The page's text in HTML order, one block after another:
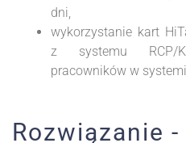
dni,
wykorzystanie kart
z systemu RCP/
pracowników w
Rozwiązanie -